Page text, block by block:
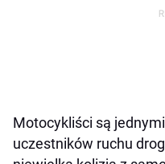
Motocykliści są
uczestników ruchu